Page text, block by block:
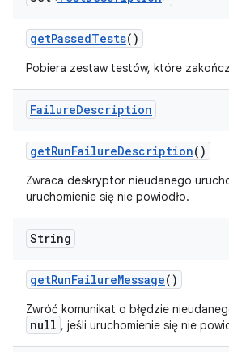
getPassedTests()
Pobiera zestaw testów, które
FailureDescription
getRunFailureDescription()
Zwraca deskryptor nieudanego
uruchomienie się nie powiodło.
String
getRunFailureMessage()
Zwróć komunikat o błędzie
null , jeśli uruchomienie się nie